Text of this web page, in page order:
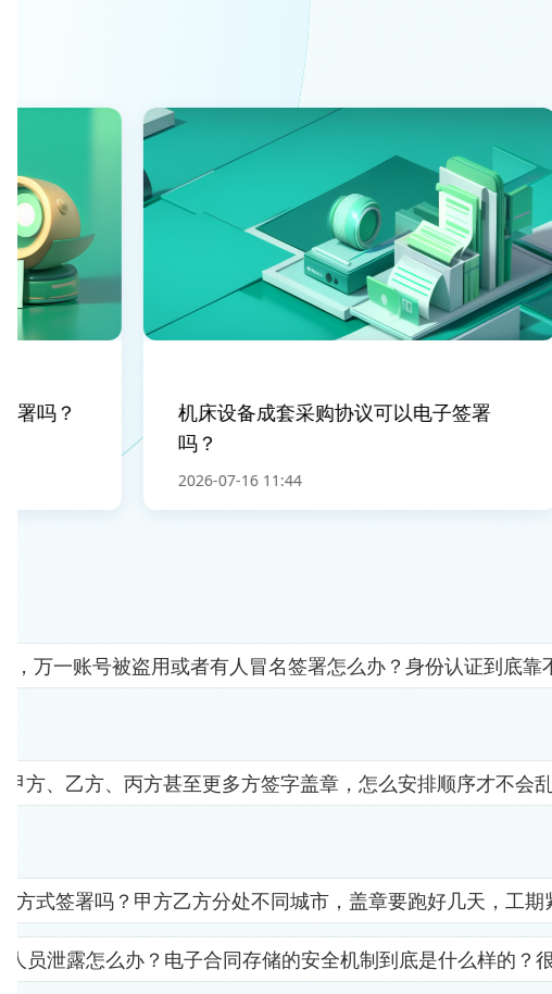
吗？
机床设备成套采购协议可以电子签署
吗？
2026-07-16 11:44
万一账号被盗用或者有人冒名签署怎么办？身份认证到底
方、乙方、丙方甚至更多方签字盖章，怎么安排顺序才不
方式签署吗？甲方乙方分处不同城市，盖章要跑好几天，
员泄露怎么办？电子合同存储的安全机制到底是什么样的